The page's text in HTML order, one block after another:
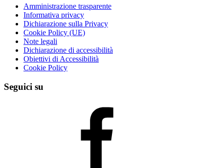
Amministrazione trasparente
Informativa privacy
Dichiarazione sulla Privacy
Cookie Policy (UE)
Note legali
Dichiarazione di accessibilità
Obiettivi di Accessibilità
Cookie Policy
Seguici su